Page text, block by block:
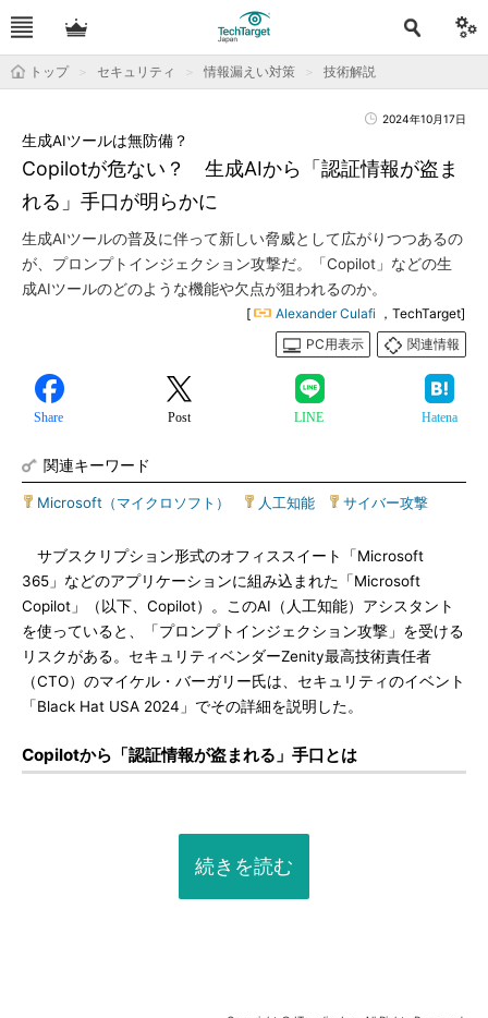
トップ セキュリティ 情報漏えい対策 技術解説
2024年10月17日
Copilotが危ない？ 生成AIから「認証情報が盗ま
れる」手口が明らかに
生成AIツールは無防備？
生成AIツールの普及に伴って新しい脅威として広がりつつあるの
が、プロンプトインジェクション攻撃だ。「Copilot」などの生
成AIツールのどのような機能や欠点が狙われるのか。
[ Alexander Culafi ，TechTarget]
PC用表示
関連情報
Share Post LINE Hatena
関連キーワード
Microsoft（マイクロソフト） 人工知能 サイバー攻撃
サブスクリプション形式のオフィススイート「Microsoft
365」などのアプリケーションに組み込まれた「Microsoft
Copilot」（以下、Copilot）。このAI（人工知能）アシスタント
を使っていると、「プロンプトインジェクション攻撃」を受ける
リスクがある。セキュリティベンダーZenity最高技術責任者
（CTO）のマイケル・バーガリー氏は、セキュリティのイベント
「Black Hat USA 2024」でその詳細を説明した。
Copilotから「認証情報が盗まれる」手口とは
続きを読む